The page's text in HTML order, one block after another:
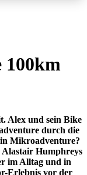
Alex und sein Bike
durch die
Mikroadventure?
Humphreys
im Alltag und in
Erlebnis vor der